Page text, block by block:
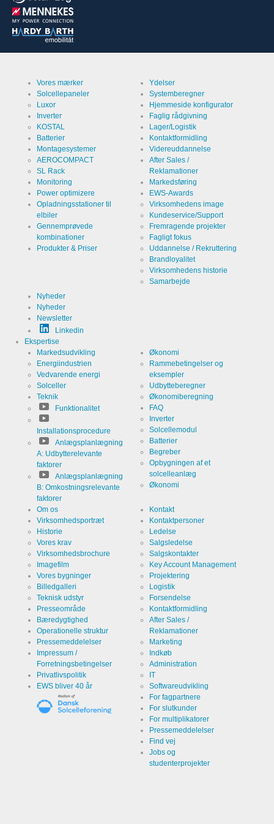
Vores mærker
Solcellepaneler
Luxor
Inverter
KOSTAL
Batterier
Montagesystemer
AEROCOMPACT
SL Rack
Monitoring
Power optimizere
Opladningsstationer til
elbiler
Gennemprøvede
kombinationer
Produkter & Priser
Nyheder
Nyheder
Newsletter
Linkedin
Ydelser
Systemberegner
Hjemmeside konfigurator
Faglig rådgivning
Lager/Logistik
Kontaktformidling
Videreuddannelse
After Sales /
Reklamationer
Markedsføring
EWS-Awards
Virksomhedens image
Kundeservice/Support
Fremragende projekter
Fagligt fokus
Uddannelse / Rekruttering
Brandloyalitet
Virksomhedens historie
Samarbejde
Ekspertise
Markedsudvikling
Energiindustrien
Vedvarende energi
Solceller
Teknik
Funktionalitet
Installationsprocedure
Anlægsplanlægning
A: Udbytterelevante
faktorer
Anlægsplanlægning
B: Omkostningsrelevante
faktorer
Økonomi
Rammebetingelser og
eksempler
Udbytteberegner
Økonomiberegning
FAQ
Inverter
Solcellemodul
Batterier
Begreber
Opbygningen af et
solcelleanlæg
Økonomi
Om os
Virksomhedsportræt
Historie
Vores krav
Virksomhedsbrochure
Imagefilm
Vores bygninger
Billedgalleri
Teknisk udstyr
Presseområde
Bæredygtighed
Operationelle struktur
Pressemeddelelser
Impressum /
Forretningsbetingelser
Privatlivspolitik
EWS bliver 40 år
Kontakt
Kontaktpersoner
Ledelse
Salgsledelse
Salgskontakter
Key Account Management
Projektering
Logistik
Forsendelse
Kontaktformidling
After Sales /
Reklamationer
Marketing
Indkøb
Administration
IT
Softwareudvikling
For fagpartnere
For slutkunder
For multiplikatorer
Pressemeddelelser
Find vej
Jobs og
studenterprojekter
Udbyder
Navn
Udløb
Cookies, der er nødvendige til evaluering af
brugerstatistik:
Service
Udbyder
Navn
Udløb
Cookies, der er nødvendige for at evaluere
brugeradfærd:
Service LinkedIn
Udbyder
LinkedIn
Formål
Cookie fra
LinkedIn til
data om,
bruger
Navn
Udløb
Infos schließen